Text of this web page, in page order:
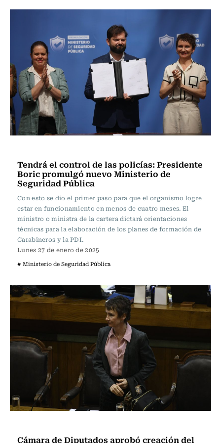
Tendrá el control de las policías: Presidente
Boric promulgó nuevo Ministerio de
Seguridad Pública
Con esto se dio el primer paso para que el organismo logre
estar en funcionamiento en menos de cuatro meses. El
ministro o ministra de la cartera dictará orientaciones
técnicas para la elaboración de los planes de formación de
Carabineros y la PDI.
Lunes 27 de enero de 2025
# Ministerio de Seguridad Pública
Cámara de Diputados aprobó creación del